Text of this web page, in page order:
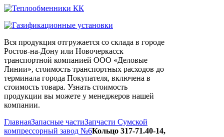
Вся продукция отгружается со склада в городе
Ростов-на-Дону или Новочеркасск
транспортной компанией ООО «Деловые
Линии», стоимость транспортных расходов до
терминала города Покупателя, включена в
стоимость товара. Узнать стоимость
продукции вы можете у менеджеров нашей
компании.
ГлавнаяЗапасные частиЗапчасти Сумской
компрессорный завод №6Кольцо 317-71.40-14,